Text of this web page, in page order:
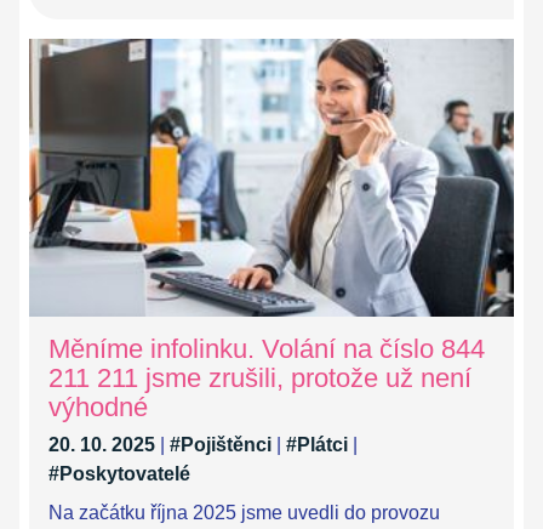
Měníme infolinku. Volání na číslo 844
211 211 jsme zrušili, protože už není
výhodné
20. 10. 2025 #Pojištěnci #Plátci
#Poskytovatelé
Na začátku října 2025 jsme uvedli do provozu